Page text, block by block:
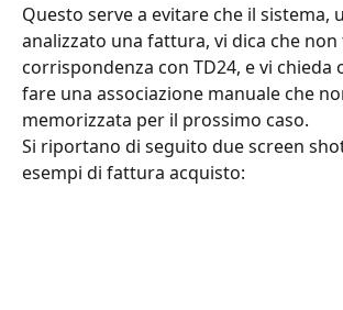
Questo serve a evitare che il sistema,
analizzato una fattura, vi dica che non
corrispondenza con TD24, e vi chieda
fare una associazione manuale che
memorizzata per il prossimo caso.
Si riportano di seguito due screen
esempi di fattura acquisto: